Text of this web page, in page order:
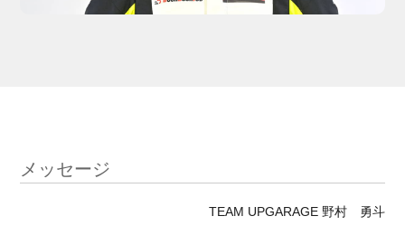
メッセージ
TEAM UPGARAGE 野村 勇斗